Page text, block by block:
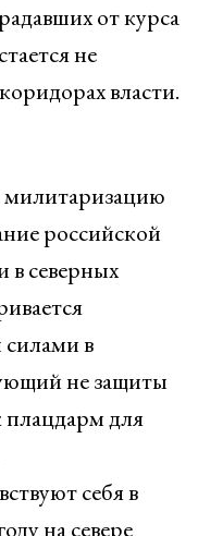
от курса
не
власти.
милитаризацию
российской
в северных
в
не защиты
плацдарм для
себя в
на севере